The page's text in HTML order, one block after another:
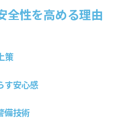
設計の成功事例
戦略を探る
らす警備の進化
に貢献する方法
略の独自性
全性を高める理由
策
す安心感
備技術